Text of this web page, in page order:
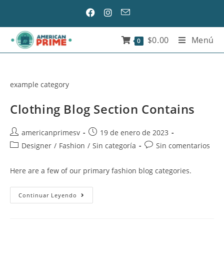
0 $0.00 Menú
example category
Clothing Blog Section Contains
americanprimesv
19 de enero de 2023
Designer / Fashion / Sin categoría Sin comentarios
Here are a few of our primary fashion blog categories.
Continuar Leyendo